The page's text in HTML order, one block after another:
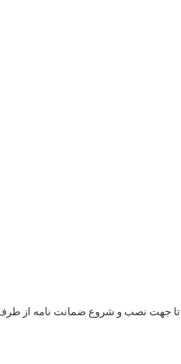
جهت نصب و شروع ضمانت نامه از طرف